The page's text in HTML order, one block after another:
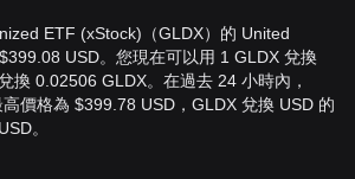
ETF (xStock)（GLDX）的 United
USD。您現在可以用 1 GLDX 兌換
換 0.02506 GLDX。在過去 24 小時內，
價格為 $399.78 USD，GLDX 兌換 USD 的
。